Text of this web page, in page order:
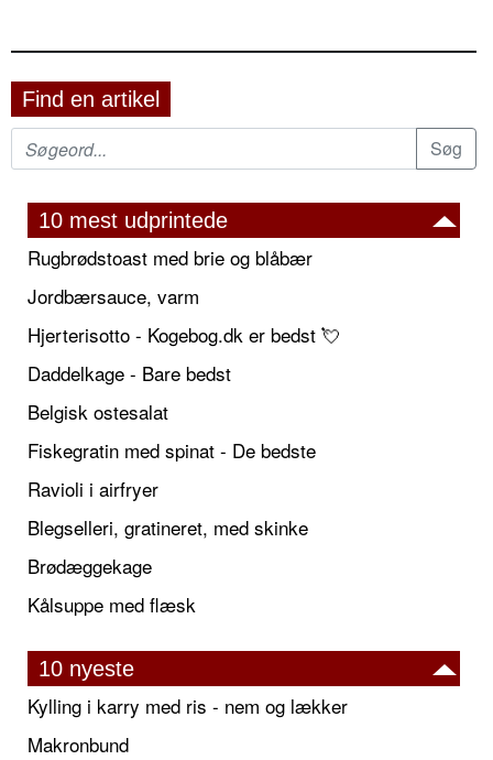
Find en artikel
10 mest udprintede
Rugbrødstoast med brie og blåbær
Jordbærsauce, varm
Hjerterisotto - Kogebog.dk er bedst 💘
Daddelkage - Bare bedst
Belgisk ostesalat
Fiskegratin med spinat - De bedste
Ravioli i airfryer
Blegselleri, gratineret, med skinke
Brødæggekage
Kålsuppe med flæsk
10 nyeste
Kylling i karry med ris - nem og lækker
Makronbund